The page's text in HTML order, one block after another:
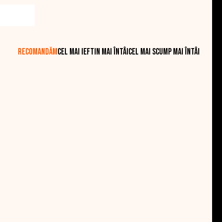
bine făcut în bucătăria dvs. Cu o garanție
RecomandămCel mai ieftin mai întâi Cel mai scump mai întâi